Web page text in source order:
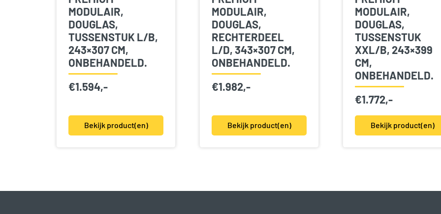
MODULAIR,
DOUGLAS,
TUSSENSTUK L/B,
243×307 CM,
ONBEHANDELD.
€1.594,-
Bekijk product(en)
MODULAIR,
DOUGLAS,
RECHTERDEEL
L/D, 343×307 CM,
ONBEHANDELD.
€1.982,-
Bekijk product(en)
MODULAIR,
DOUGLAS,
TUSSENSTUK
XXL/B, 243×399
CM,
ONBEHANDELD.
€1.772,-
Bekijk product(en)